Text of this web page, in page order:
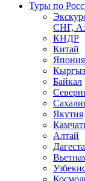
Туры по
СНГ,
КНДР
Китай
Япония
Байкал
Якутия
Алтай